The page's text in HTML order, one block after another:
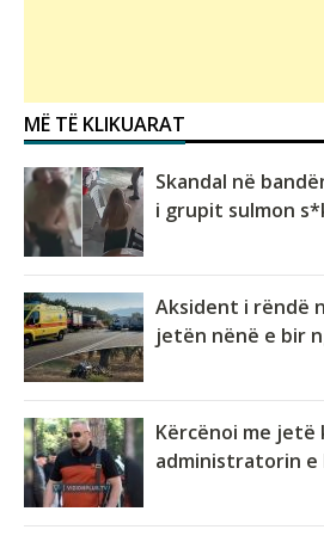
MË TË KLIKUARAT
Skandal në
i grupit sulmon
Aksident i rëndë
jetën nënë e bir
Kërcënoi me jetë
administratorin e